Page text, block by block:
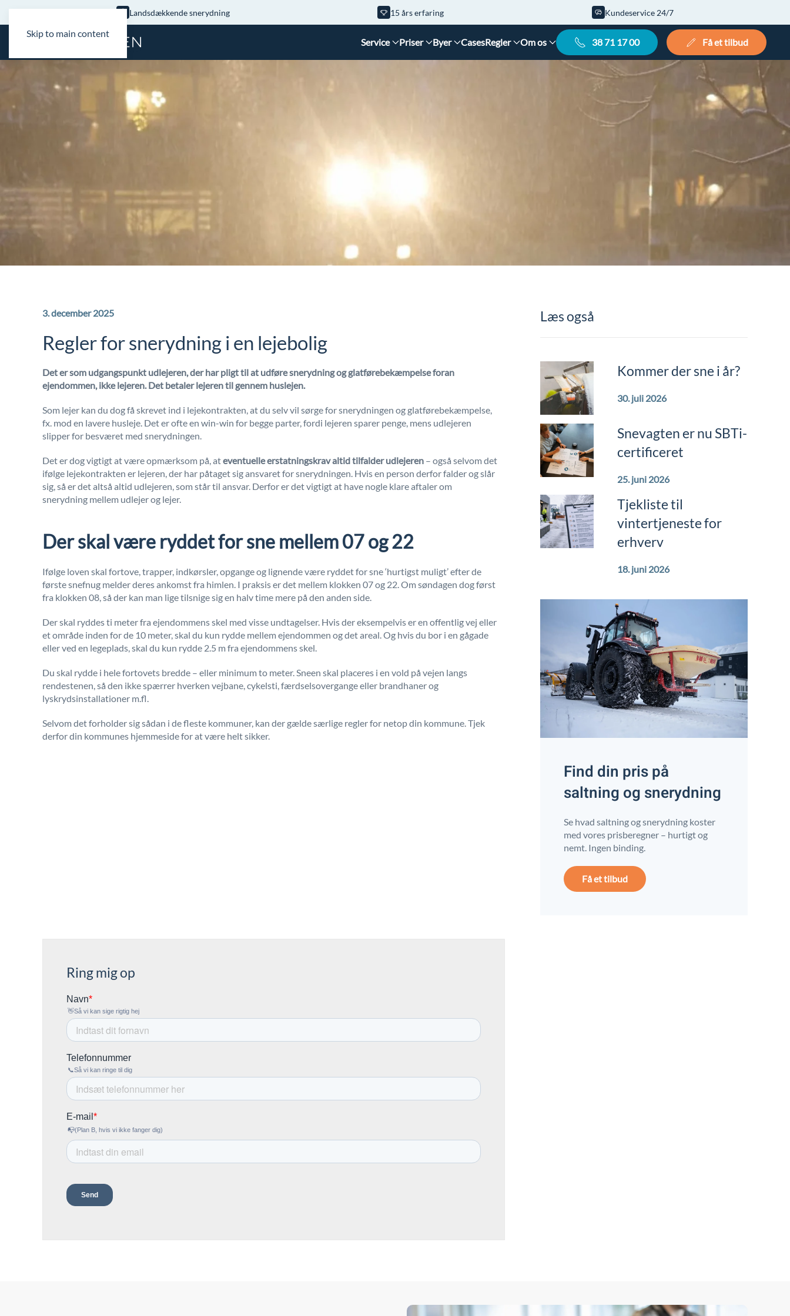
Skip to main content
Landsdækkende snerydning 15 års erfaring Kundeservice 24/7
Service Priser Byer CasesRegler Om os 38 71 17 00 Få et tilbud
3. december 2025
Regler for snerydning i en lejebolig
Det er som udgangspunkt udlejeren, der har pligt til at udføre snerydning og glatførebekæmpelse foran
ejendommen, ikke lejeren. Det betaler lejeren til gennem huslejen.
Som lejer kan du dog få skrevet ind i lejekontrakten, at du selv vil sørge for snerydningen og glatførebekæmpelse,
fx. mod en lavere husleje. Det er ofte en win-win for begge parter, fordi lejeren sparer penge, mens udlejeren
slipper for besværet med snerydningen.
Det er dog vigtigt at være opmærksom på, ateventuelle erstatningskrav altid tilfalder udlejeren – også selvom det
ifølge lejekontrakten er lejeren, der har påtaget sig ansvaret for snerydningen. Hvis en person derfor falder og slår
sig, så er det altså altid udlejeren, som står til ansvar. Derfor er det vigtigt at have nogle klare aftaler om
snerydning mellem udlejer og lejer.
Der skal være ryddet for sne mellem 07 og 22
Ifølge loven skal fortove, trapper, indkørsler, opgange og lignende være ryddet for sne ‘hurtigst muligt’ efter de
første snefnug melder deres ankomst fra himlen. I praksis er det mellem klokken 07 og 22. Om søndagen dog først
fra klokken 08, så der kan man lige tilsnige sig en halv time mere på den anden side.
Der skal ryddes ti meter fra ejendommens skel med visse undtagelser. Hvis der eksempelvis er en offentlig vej eller
et område inden for de 10 meter, skal du kun rydde mellem ejendommen og det areal. Og hvis du bor i en gågade
eller ved en legeplads, skal du kun rydde 2.5 m fra ejendommens skel.
Du skal rydde i hele fortovets bredde – eller minimum to meter. Sneen skal placeres i en vold på vejen langs
rendestenen, så den ikke spærrer hverken vejbane, cykelsti, færdselsovergange eller brandhaner og
lyskrydsinstallationer m.fl.
Selvom det forholder sig sådan i de fleste kommuner, kan der gælde særlige regler for netop din kommune. Tjek
derfor din kommunes hjemmeside for at være helt sikker.
Læs også
Kommer der sne i år?
30. juli 2026
Snevagten er nu SBTi-
certificeret
25. juni 2026
Tjekliste til
vintertjeneste for
erhverv
18. juni 2026
Find din pris på
saltning og snerydning
Se hvad saltning og snerydning koster
med vores prisberegner – hurtigt og
nemt. Ingen binding.
Få et tilbud
Ring mig op